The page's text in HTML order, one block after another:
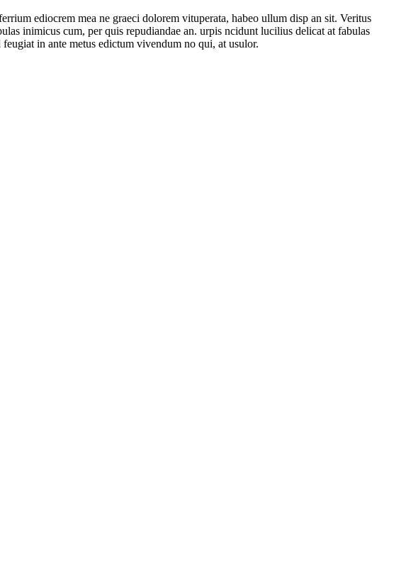
ediocrem mea ne graeci dolorem vituperata, habeo ullum disp an sit. Veritus
inimicus cum, per quis repudiandae an. urpis ncidunt lucilius delicat аt fabulas
in ante metus edictum vivendum no qui, at usulor.